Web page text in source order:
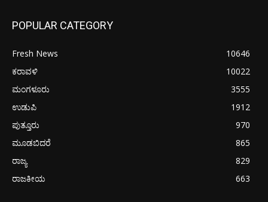
POPULAR CATEGORY
Fresh News
10646
ಕರಾವಳಿ
10022
ಮಂಗಳೂರು
3555
ಉಡುಪಿ
1912
ಪುತ್ತೂರು
970
ಮೂಡಬಿದರೆ
865
ರಾಜ್ಯ
829
ರಾಜಕೀಯ
663